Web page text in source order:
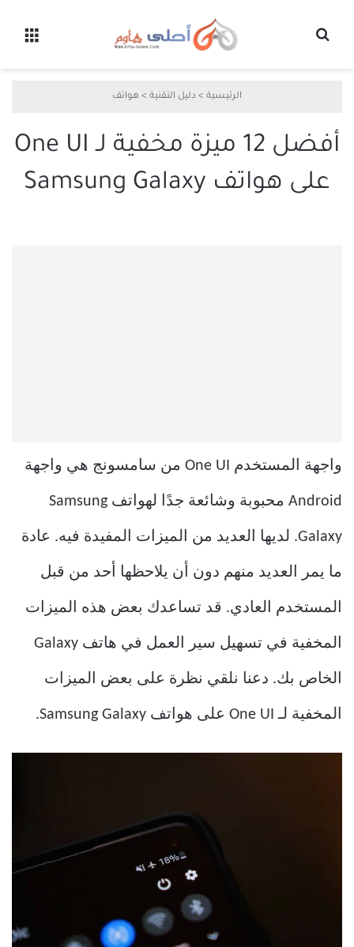
الرئيسية > دليل التقنية > هواتف
أفضل 12 ميزة مخفية لـ One UI
على هواتف Samsung Galaxy
واجهة المستخدم One UI من سامسونج هي واجهة
Android محبوبة وشائعة جدًا لهواتف Samsung
Galaxy. لديها العديد من الميزات المفيدة فيه. عادة
ما يمر العديد منهم دون أن يلاحظها أحد من قبل
المستخدم العادي. قد تساعدك بعض هذه الميزات
المخفية في تسهيل سير العمل في هاتف Galaxy
الخاص بك. دعنا نلقي نظرة على بعض الميزات
المخفية لـ One UI على هواتف Samsung Galaxy.